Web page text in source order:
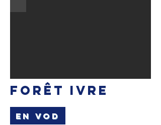
FORÊT IVRE
EN VOD